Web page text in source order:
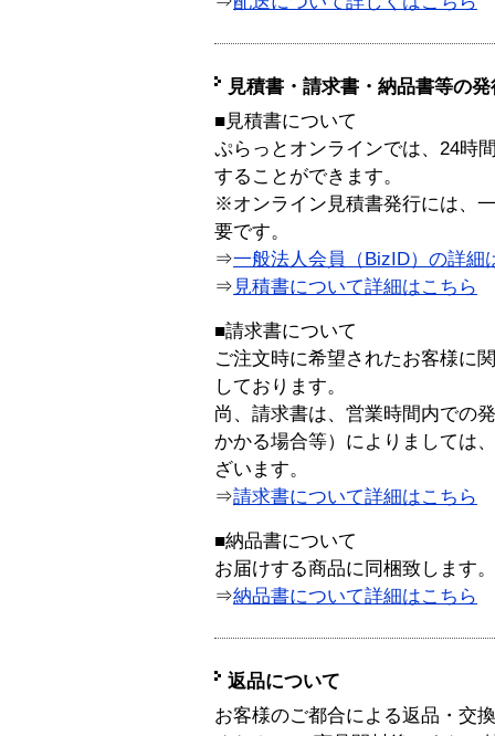
見積書・請求書・納品書等の
■見積書について
ぷらっとオンラインでは、24時
することができます。
※オンライン見積書発行には、
要です。
⇒一般法人会員（BizID）の詳細
⇒ 見積書について詳細はこちら
■請求書について
ご注文時に希望されたお客様に
しております。
尚、請求書は、営業時間内での
かかる場合等）によりましては
ざいます。
⇒請求書について詳細はこちら
■納品書について
お届けする商品に同梱致します。
⇒納品書について詳細はこちら
返品について
お客様のご都合による返品・交